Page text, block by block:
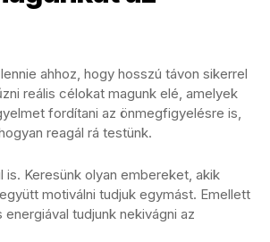
ahhoz, hogy hosszú távon sikerrel
reális célokat magunk elé, amelyek
fordítani az önmegfigyelésre is,
reagál rá testünk.
Keresünk olyan embereket, akik
motiválni tudjuk egymást. Emellett
tudjunk nekivágni az